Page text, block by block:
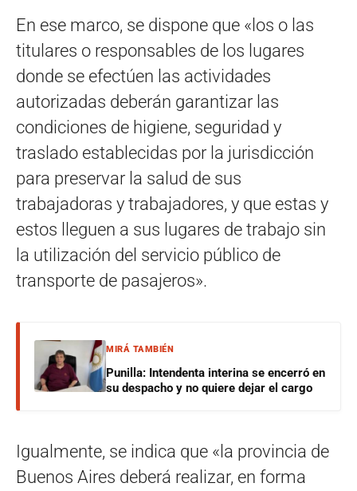
En ese marco, se dispone que «los o las
titulares o responsables de los lugares
donde se efectúen las actividades
autorizadas deberán garantizar las
condiciones de higiene, seguridad y
traslado establecidas por la jurisdicción
para preservar la salud de sus
trabajadoras y trabajadores, y que estas y
estos lleguen a sus lugares de trabajo sin
la utilización del servicio público de
transporte de pasajeros».
MIRÁ TAMBIÉN
Punilla: Intendenta interina se encerró en
su despacho y no quiere dejar el cargo
Igualmente, se indica que «la provincia de
Buenos Aires deberá realizar, en forma